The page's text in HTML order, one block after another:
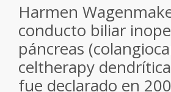
Harmen
conducto biliar
páncreas (
celtherapy
fue declarado en